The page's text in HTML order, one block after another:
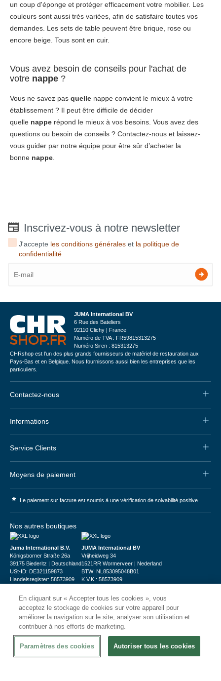
un coup d'éponge et protéger efficacement votre mobilier. Les
couleurs sont aussi très variées, afin de satisfaire toutes vos
demandes. Les sets de table peuvent être brique, rose ou
encore beige. Tous sont en cuir.
Vous avez besoin de conseils pour l'achat de
votre nappe ?
Vous ne savez pas quelle nappe convient le mieux à votre
établissement ? Il peut être difficile de décider
quelle nappe répond le mieux à vos besoins. Vous avez des
questions ou besoin de conseils ? Contactez-nous et laissez-
vous guider par notre équipe pour être sûr d’acheter la
bonne nappe.
Inscrivez-vous à notre newsletter
J'accepte les conditions générales et la politique de
confidentialité
JUMA International BV
6 Rue des Bateliers
92110 Clichy | France
Numéro de TVA : FR59815313275
Numéro Siren : 815313275
CHRshop est l'un des plus grands fournisseurs de matériel de restauration aux
Pays-Bas et en Belgique. Nous fournissons aussi bien les entreprises que les
particuliers.
Contactez-nous
Informations
Service Clients
Moyens de paiement
* Le paiement sur facture est soumis à une vérification de solvabilité positive.
Nos autres boutiques
Juma International B.V.
Königsborner Straße 26a
39175 Biederitz | Deutschland
USt-ID: DE321159873
Handelsregister: 58573909
JUMA International BV
Vrijheidweg 34
1521RR Wormerveer | Nederland
BTW: NL853095048B01
K.V.K.: 58573909
© 2026CHRshop
En cliquant sur « Accepter tous les cookies », vous
acceptez le stockage de cookies sur votre appareil pour
améliorer la navigation sur le site, analyser son utilisation et
contribuer à nos efforts de marketing.
Paramètres des cookies Autoriser tous les cookies